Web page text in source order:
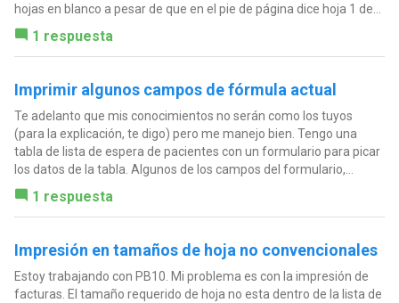
hojas en blanco a pesar de que en el pie de página dice hoja 1 de...
1 respuesta
Imprimir algunos campos de fórmula actual
Te adelanto que mis conocimientos no serán como los tuyos
(para la explicación, te digo) pero me manejo bien. Tengo una
tabla de lista de espera de pacientes con un formulario para picar
los datos de la tabla. Algunos de los campos del formulario,...
1 respuesta
Impresión en tamaños de hoja no convencionales
Estoy trabajando con PB10. Mi problema es con la impresión de
facturas. El tamaño requerido de hoja no esta dentro de la lista de